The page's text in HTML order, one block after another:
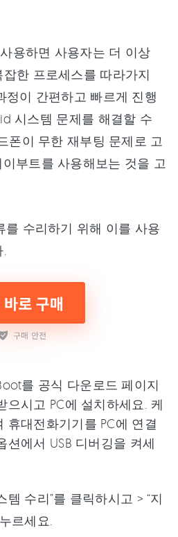
용하면 사용자는 더 이상
한 프로세스를 따라가지
정이 간편하고 빠르게 진행
시스템 문제를 해결할 수
폰이 무한 재부팅 문제로 고
부트를 사용해보는 것을 고
를 수리하기 위해 이를 사용
를 공식 다운로드 페이지
으시고 PC에 설치하세요. 케
휴대전화기기를 PC에 연결
션에서 USB 디버깅을 켜세
템 수리”를 클릭하시고 > “지
르세요.